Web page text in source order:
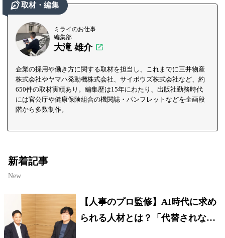
取材・編集
ミライのお仕事
編集部
大滝 雄介
企業の採用や働き方に関する取材を担当し、これまでに三井物産
株式会社やヤマハ発動機株式会社、サイボウズ株式会社など、約
650件の取材実績あり。編集歴は15年にわたり、出版社勤務時代
には官公庁や健康保険組合の機関誌・パンフレットなどを企画段
階から多数制作。
新着記事
New
【人事のプロ監修】AI時代に求め
られる人材とは？「代替されない